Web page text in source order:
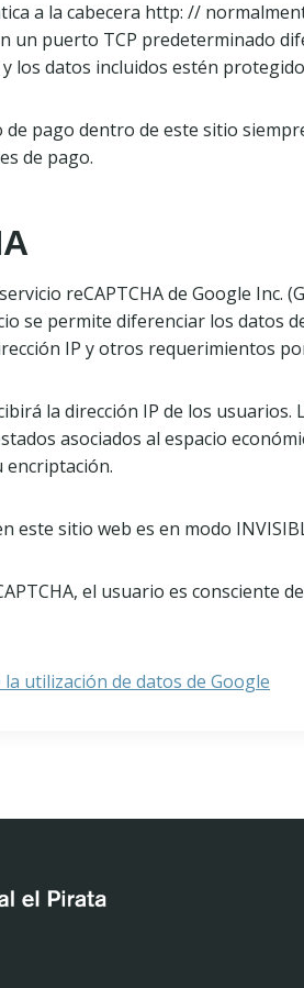
a la cabecera http: //
un puerto TCP predeterminado
los datos incluidos estén
pago dentro de este sitio
de pago.
reCAPTCHA de Google
se permite diferenciar los datos
IP y otros requerimientos
la dirección IP de los
asociados al espacio
encriptación.
este sitio web es en modo
el usuario es
utilización de datos de Google